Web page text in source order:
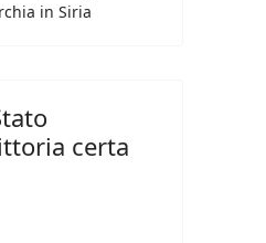
in Siria
certa